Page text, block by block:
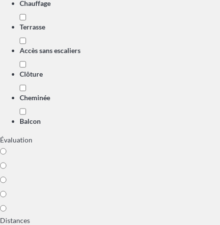
Chauffage
Terrasse
Accès sans escaliers
Clôture
Cheminée
Balcon
Évaluation
Distances